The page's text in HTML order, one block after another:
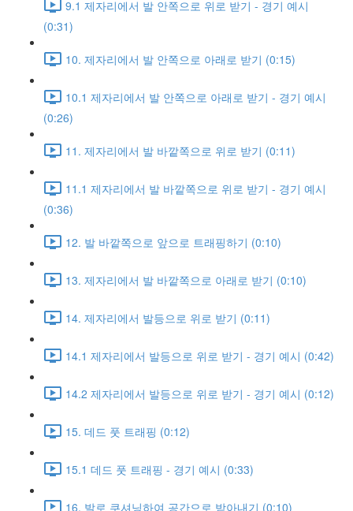
9.1 제자리에서 발 안쪽으로 위로 받기 - 경기 예시
(0:31)
10. 제자리에서 발 안쪽으로 아래로 받기 (0:15)
10.1 제자리에서 발 안쪽으로 아래로 받기 - 경기 예시
(0:26)
11. 제자리에서 발 바깥쪽으로 위로 받기 (0:11)
11.1 제자리에서 발 바깥쪽으로 위로 받기 - 경기 예시
(0:36)
12. 발 바깥쪽으로 앞으로 트래핑하기 (0:10)
13. 제자리에서 발 바깥쪽으로 아래로 받기 (0:10)
14. 제자리에서 발등으로 위로 받기 (0:11)
14.1 제자리에서 발등으로 위로 받기 - 경기 예시 (0:42)
14.2 제자리에서 발등으로 위로 받기 - 경기 예시 (0:12)
15. 데드 풋 트래핑 (0:12)
15.1 데드 풋 트래핑 - 경기 예시 (0:33)
16. 발로 쿠셔닝하여 공간으로 받아내기 (0:10)